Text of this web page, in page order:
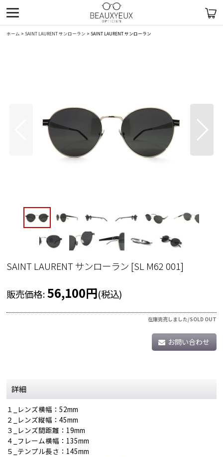
ホーム > SAINT LAURENT サンローラン > SAINT LAURENT サンローラン
SAINT LAURENT サンローラン [SL M62 001]
販売価格: 56,100円(税込)
在庫完売しました/SOLD OUT
お問い合わせ
詳細
１_レンズ横幅：52mm
２_レンズ縦幅：45mm
３_レンズ間距離：19mm
４_フレーム横幅：135mm
５_テンプル長さ：145mm